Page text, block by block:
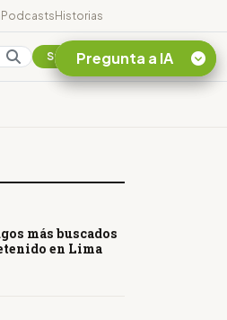
PodcastsHistorias
Suscribirse
más buscados
en Lima
Pregunta a IA
¿En que consiste la